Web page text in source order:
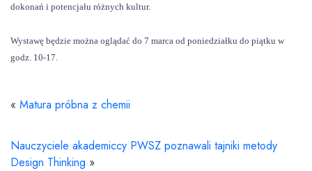
dokonań i potencjału różnych kultur.
Wystawę będzie można oglądać do 7 marca od poniedziałku do piątku w
godz. 10-17.
« Matura próbna z chemii
Nauczyciele akademiccy PWSZ poznawali tajniki metody
Design Thinking »